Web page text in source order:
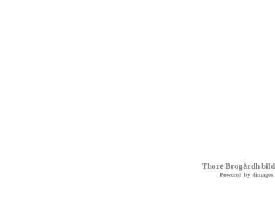
Thore Brogårdh
Powered by 4images